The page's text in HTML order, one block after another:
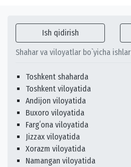
Ish qidirish
Shahar va viloyatlar bo`yicha ishlar
Toshkent shaharda
Toshkent viloyatida
Andijon viloyatida
Buxoro viloyatida
Fargʻona viloyatida
Jizzax viloyatida
Xorazm viloyatida
Namangan viloyatida